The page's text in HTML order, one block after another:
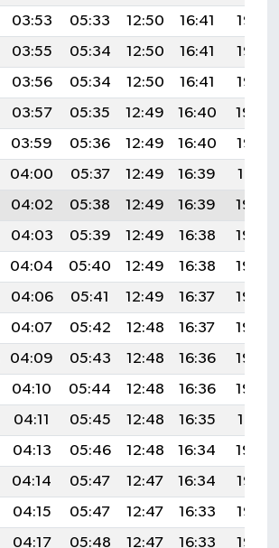
03:53 05:33 12:50 16:41
19:57
03:55 05:34 12:50 16:41
19:56
03:56 05:34 12:50 16:41
19:55
03:57 05:35 12:49 16:40
19:54
03:59 05:36 12:49 16:40
19:52
04:00 05:37 12:49 16:39
19:51
04:02 05:38 12:49 16:39
19:50
04:03 05:39 12:49 16:38
19:49
04:04 05:40 12:49 16:38
19:48
04:06 05:41 12:49 16:37
19:46
04:07 05:42 12:48 16:37
19:45
04:09 05:43 12:48 16:36
19:44
04:10 05:44 12:48 16:36
19:43
04:11 05:45 12:48 16:35
19:41
04:13 05:46 12:48 16:34
19:40
04:14 05:47 12:47 16:34
19:38
04:15 05:47 12:47 16:33
19:37
04:17 05:48 12:47 16:33
19:36